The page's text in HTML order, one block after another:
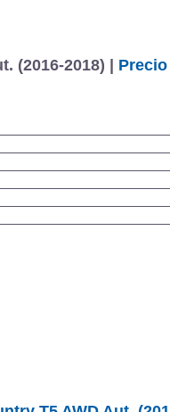
(2016-2018) |